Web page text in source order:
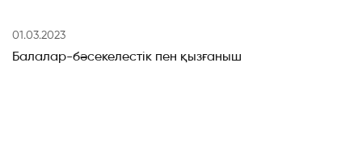
01.03.2023
Балалар-бәсекелестік пен қызғаныш